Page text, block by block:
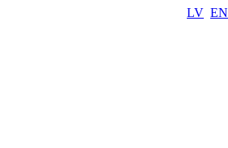
LV EN